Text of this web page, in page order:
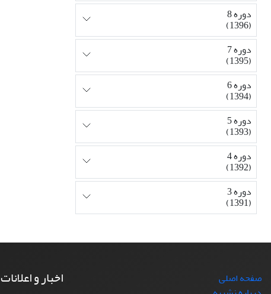
دوره 8
(1396)
دوره 7
(1395)
دوره 6
(1394)
دوره 5
(1393)
دوره 4
(1392)
دوره 3
(1391)
صفحه اصلی
اخبار و اعلانات